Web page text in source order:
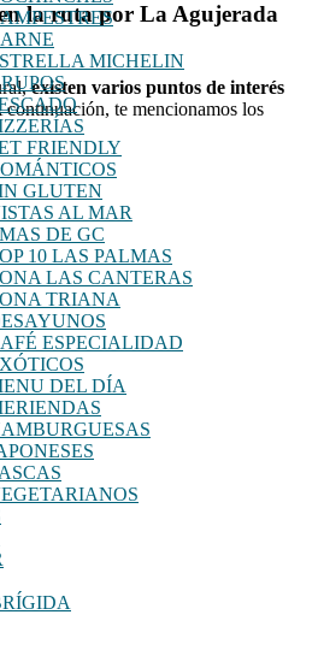
MICHELIN
FRIENDLY
GLUTEN
AL MAR
DE GC
10 LAS PALMAS
LAS CANTERAS
TRIANA
ESPECIALIDAD
DEL DÍA
la ruta por La Agujerada
existen varios puntos de interés
continuación, te mencionamos los